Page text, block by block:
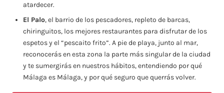
atardecer.
El Palo, el barrio de los pescadores, repleto de barcas,
chiringuitos, los mejores restaurantes para disfrutar de los
espetos y el “pescaito frito”. A pie de playa, junto al mar,
reconocerás en esta zona la parte más singular de la ciudad
y te sumergirás en nuestros hábitos, entendiendo por qué
Málaga es Málaga, y por qué seguro que querrás volver.